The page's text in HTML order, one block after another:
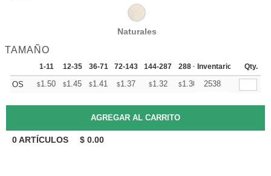
Naturales
TAMAÑO
1-11 12-35 36-71 72-143 144-287 288 + Mas
Inventario Qty.
OS $1.50 $1.45 $1.41 $1.37 $1.32 $1.30 +
2538
0ARTÍCULOS $ 0.00